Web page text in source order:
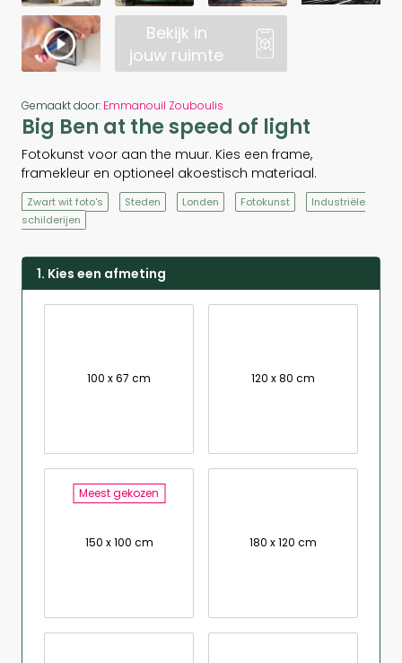
Bekijk in
jouw ruimte
Gemaakt door: Emmanouil Zouboulis
Big Ben at the speed of light
Fotokunst voor aan the muur. Kies een frame,
framekleur en optioneel akoestisch materiaal.
Zwart wit foto's Steden Londen Fotokunst
Industriële
schilderijen
1. Kies een afmeting
100 x 67 cm 120 x 80 cm
Meest gekozen
150 x 100 cm 180 x 120 cm